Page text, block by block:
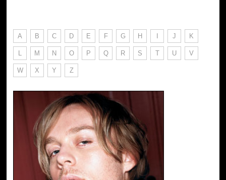
A B C D E F G H I J K
L M N O P Q R S T U V
W X Y Z